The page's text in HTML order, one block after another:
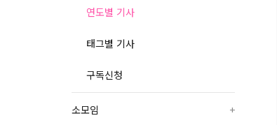
연도별 기사
태그별 기사
구독신청
소모임 +